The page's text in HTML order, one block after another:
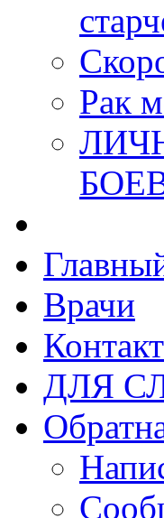
Рак
Врачи
ДЛЯ